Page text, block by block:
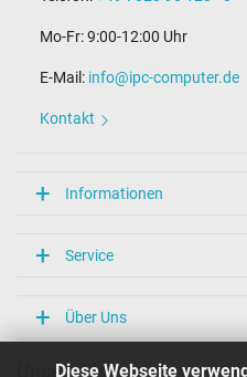
Diese Webseite
Mo-Fr: 9:00-12:00 Uhr
E-Mail: info@ipc-computer.de
Kontakt
Informationen
Service
Über Uns
Unsere Versandarten